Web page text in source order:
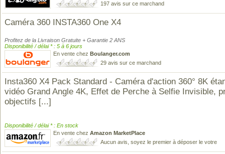
197 avis sur ce marchand
Caméra 360 INSTA360 One X4
Profitez de la Livraison Gratuite + Garantie 2 ANS
Disponibilité / délai * : 5 à 6 jours
En vente chez Boulanger.com
29 avis sur ce marchand
Insta360 X4 Pack Standard - Caméra d'action 360° 8K
vidéo Grand Angle 4K, Effet de Perche à Selfie Invisible,
objectifs [...]
Disponibilité / délai * : En stock
En vente chez Amazon MarketPlace
Aucun avis, soyez le premier à déposer le votre